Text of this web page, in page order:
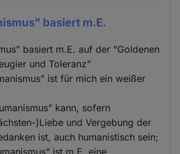
basiert m.E.
basiert m.E. auf der "Goldenen
und Toleranz"
ist für mich ein weißer
kann, sofern
)Liebe und Vergebung der
ist, auch humanistisch sein;
ist m.E. eine